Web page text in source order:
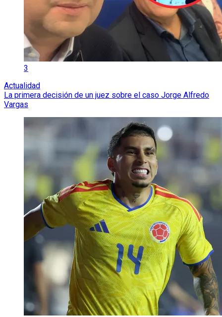
3
Actualidad
La primera decisión de un juez sobre el caso Jorge Alfredo
Vargas